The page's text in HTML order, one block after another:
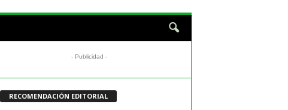
- Publicidad -
RECOMENDACIÓN EDITORIAL